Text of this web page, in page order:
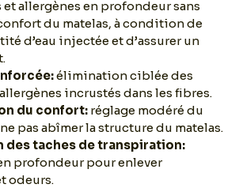
et allergènes en profondeur sans
du matelas, à condition de
d’eau injectée et d’assurer un
élimination ciblée des
incrustés dans les fibres.
du confort: réglage modéré du
pas abîmer la structure du matelas.
des taches de transpiration:
profondeur pour enlever
odeurs.